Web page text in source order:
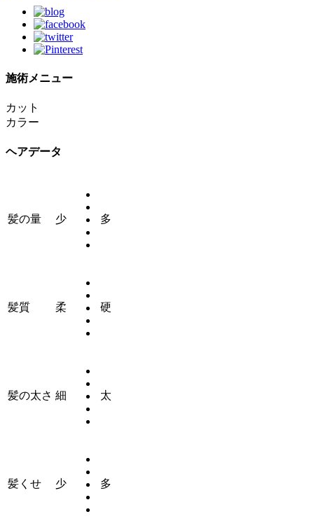
施術メニュー
カット
カラー
ヘアデータ
髪の量 少 多
髪質 柔 硬
髪の太さ 細 太
髪くせ 少 多